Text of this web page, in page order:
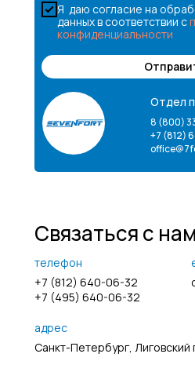
Отдел
8 (800)
+7 (812)
Я даю согласие на
данных в соответствии с
конфиденциальности
Связаться с
телефон
адрес
Санкт-Петербург, Лиговский
+7 (812) 640-06-32
+7 (495) 640-06-32